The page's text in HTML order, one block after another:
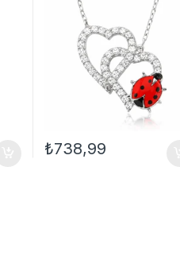
₺738,99